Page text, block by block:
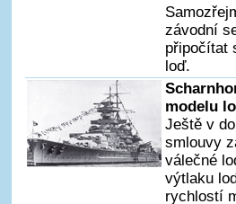
závodní
připočítat
loď.
modelu
Ještě v
smlouvy
válečné
výtlaku
rychlostí